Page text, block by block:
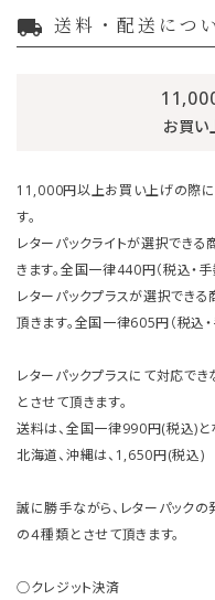
local_shipping 送料・配送につ
お買い
11,000円以上お買い上げの際に
す。
レターパックライトが選択でき
きます。全国一律440円（税込・
レターパックプラスが選択でき
頂きます。全国一律605円（税込
レターパックプラスにて対応で
とさせて頂きます。
送料は、全国一律990円(税込)と
北海道、沖縄は、1,650円(税込)
誠に勝手ながら、レターパック
の４種類とさせて頂きます。
○クレジット決済